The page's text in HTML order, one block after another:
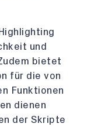
und
bietet
für die von
Funktionen
dienen
der Skripte